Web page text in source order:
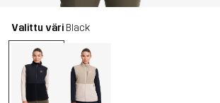
Valittu väri Black